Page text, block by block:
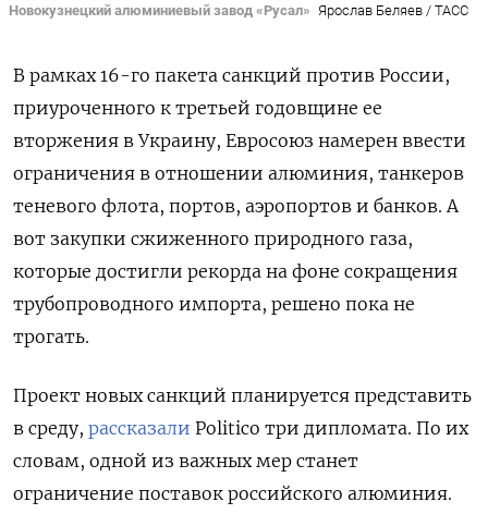
Новокузнецкий алюминиевый завод «Русал» Ярослав Беляев / ТАСС
В рамках 16-го пакета санкций против России,
приуроченного к третьей годовщине ее
вторжения в Украину, Евросоюз намерен ввести
ограничения в отношении алюминия, танкеров
теневого флота, портов, аэропортов и банков. А
вот закупки сжиженного природного газа,
которые достигли рекорда на фоне сокращения
трубопроводного импорта, решено пока не
трогать.
Проект новых санкций планируется представить
в среду, рассказали Politico три дипломата. По их
словам, одной из важных мер станет
ограничение поставок российского алюминия.